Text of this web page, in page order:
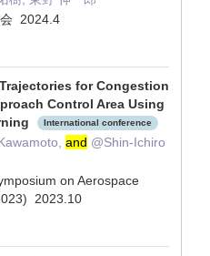
会 2024.4
for Congestion
Control Area Using
International conference
and @Shin-Ichiro
on Aerospace
2023.10